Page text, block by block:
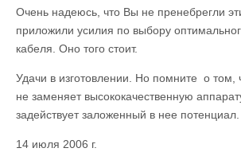
Очень надеюсь, что Вы не пренебрегли
приложили усилия по выбору
кабеля. Оно того стоит.
Удачи в изготовлении. Но помните о том,
не заменяет высококачественную
задействует заложенный в нее потенциал.
14 июля 2006 г.